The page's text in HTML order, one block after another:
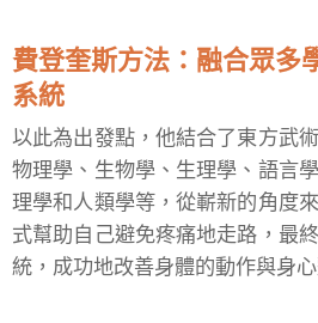
費登奎斯方法：融合眾多
系統
以此為出發點，他結合了東方武
物理學、生物學、生理學、語言
理學和人類學等，從嶄新的角度
式幫助自己避免疼痛地走路，最
統，成功地改善身體的動作與身